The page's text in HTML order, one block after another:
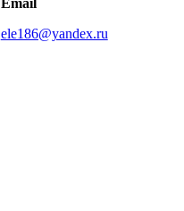
Email
ele186@yandex.ru